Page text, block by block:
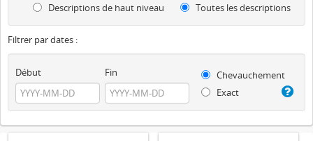
Descriptions de haut niveau Toutes les descriptions
Filtrer par dates :
Début Fin
Chevauchement
Exact